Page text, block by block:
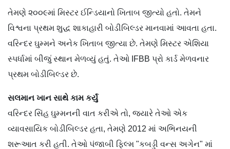
તેમણે ૨૦૦૯માં મિસ્ટર ઈન્ડિયાનો ખિતાબ જીત્યો હતો. તેમને
વિશ્વના પ્રથમ શુદ્ધ શાકાહારી બોડીબિલ્ડર માનવામાં આવતા હતા.
વરિન્દર ઘુમ્મને અનેક ખિતાબ જીત્યા છે. તેમણે મિસ્ટર એશિયા
સ્પર્ધામાં બીજું સ્થાન મેળવ્યું હતું. તેઓ IFBB પ્રો કાર્ડ મેળવનાર
પ્રથમ બોડીબિલ્ડર છે.
સલમાન ખાન સાથે કામ કર્યું
વરિન્દર સિંહ ઘુમ્મનની વાત કરીએ તો, જ્યારે તેઓ એક
વ્યાવસાયિક બોડીબિલ્ડર હતા, તેમણે 2012 માં અભિનયની
શરૂઆત કરી હતી. તેઓ પંજાબી ફિલ્મ "કબડ્ડી વન્સ અગેન" માં